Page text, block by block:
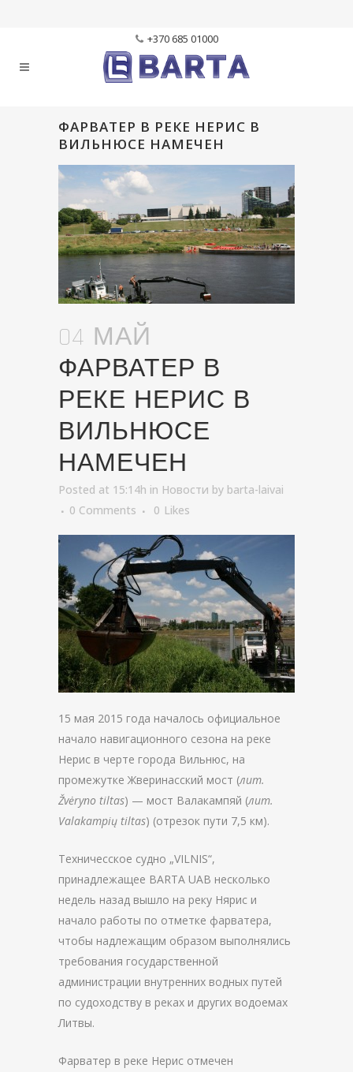
+370 685 01000
ФАРВАТЕР В РЕКЕ НЕРИС В
ВИЛЬНЮСЕ НАМЕЧЕН
04 МАЙ
ФАРВАТЕР В
РЕКЕ НЕРИС В
ВИЛЬНЮСЕ
НАМЕЧЕН
Posted at 15:14h in Новости by barta-laivai
0 Comments
0 Likes
15 мая 2015 года началось официальное
начало навигационного сезона на реке
Нерис в черте города Вильнюс, на
промежутке Жверинасский мост (лит.
Žvėryno tiltas) — мост Валакампяй (лит.
Valakampių tiltas) (отрезок пути 7,5 км).
Техничесское судно „VILNIS“,
принадлежащее BARTA UAB несколько
недель назад вышло на реку Нярис и
начало работы по отметке фарватера,
чтобы надлежащим образом выполнялись
требования государственной
администрации внутренних водных путей
по судоходству в реках и других водоемах
Литвы.
Фарватер в реке Нерис отмечен